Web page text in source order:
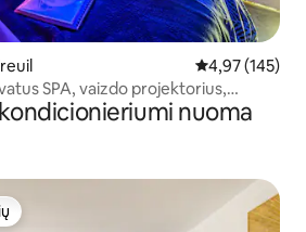
Vidutinis
4,97 (145)
SPA, vaizdo projektorius,
aikštelė
nuoma